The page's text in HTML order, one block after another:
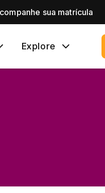
sua matrícula
Explore